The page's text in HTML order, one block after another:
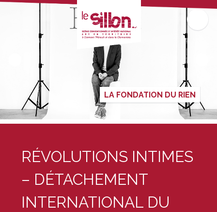
LA FONDATION DU RIEN
RÉVOLUTIONS INTIMES
– DÉTACHEMENT
INTERNATIONAL DU